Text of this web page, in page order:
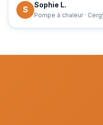
S Sophie L.
Pompe à chaleur ·